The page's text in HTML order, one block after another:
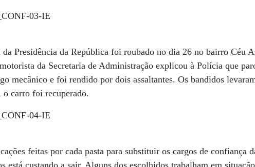
Presidência da República foi roubado no dia 26 no bairro Céu
da Secretaria de Administração explicou à Polícia que
mecânico e foi rendido por dois assaltantes. Os bandidos
o carro foi recuperado.
feitas por cada pasta para substituir os cargos de confiança
está custando a sair. Alguns dos escolhidos trabalham em